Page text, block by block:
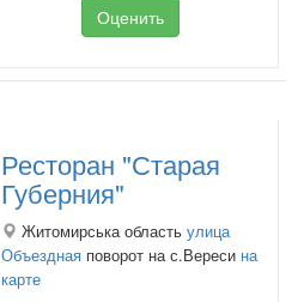
Оценить
Ресторан "Старая
Губерния"
Житомирська область улица
Объездная поворот на с.Вереси на
карте